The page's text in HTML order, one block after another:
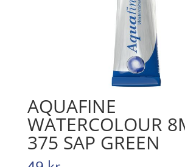
AQUAFINE
WATERCOLOUR
375 SAP GREEN